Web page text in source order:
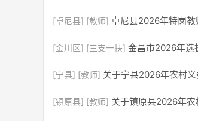
[卓尼县] [教师] 卓尼县2026年特岗
[金川区] [三支一扶] 金昌市2026年选
[宁县] [教师] 关于宁县2026年农村
[镇原县] [教师] 关于镇原县2026年